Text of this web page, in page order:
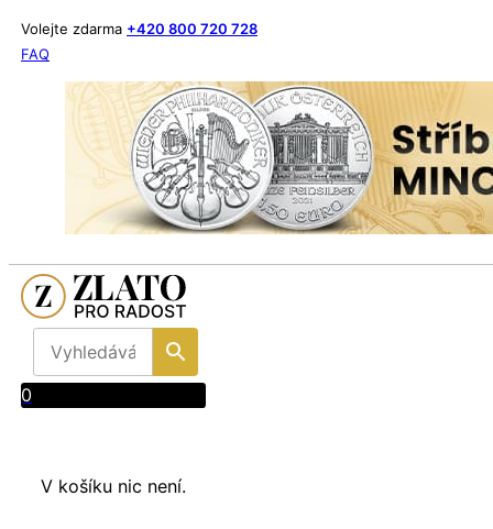
Volejte zdarma +420 800 720 728
FAQ
0
V košíku nic není.